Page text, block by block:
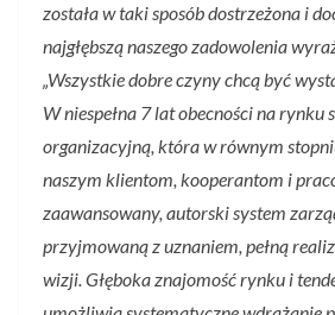
została w taki sposób dostrzeżona i
najgłębszą naszego zadowolenia
„Wszystkie dobre czyny chcą być
W niespełna 7 lat obecności na
organizacyjną, która w równym
naszym klientom, kooperantom i
zaawansowany, autorski system
przyjmowaną z uznaniem, pełną
wizji. Głęboka znajomość rynku i